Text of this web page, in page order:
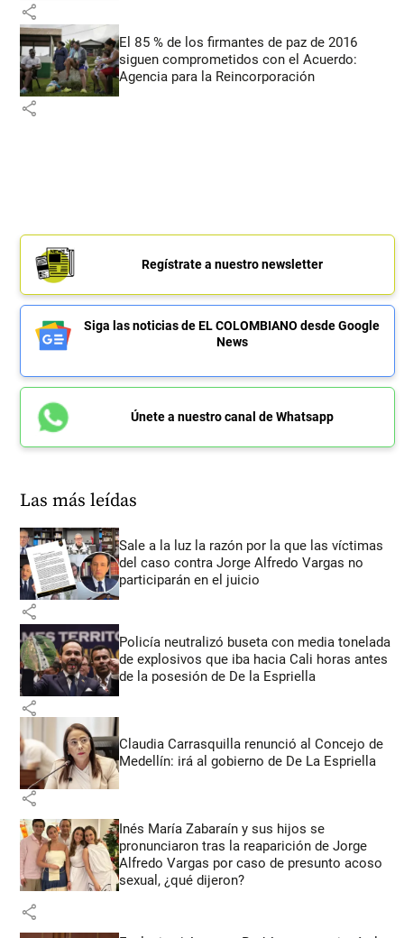
share
El 85 % de los firmantes de paz de 2016
siguen comprometidos con el Acuerdo:
Agencia para la Reincorporación
share
Regístrate a nuestro newsletter
Siga las noticias de EL COLOMBIANO desde Google
News
Únete a nuestro canal de Whatsapp
Las más leídas
Sale a la luz la razón por la que las víctimas
del caso contra Jorge Alfredo Vargas no
participarán en el juicio
share
Policía neutralizó buseta con media tonelada
de explosivos que iba hacia Cali horas antes
de la posesión de De la Espriella
share
Claudia Carrasquilla renunció al Concejo de
Medellín: irá al gobierno de De La Espriella
share
Inés María Zabaraín y sus hijos se
pronunciaron tras la reaparición de Jorge
Alfredo Vargas por caso de presunto acoso
sexual, ¿qué dijeron?
share